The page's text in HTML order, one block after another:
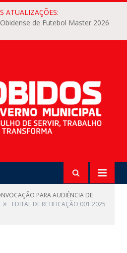
ATUALIZAÇÕES:
de Futebol Master 2026
PARA AUDIÊNCIA DE
»
EDITAL DE RETIFICAÇÃO 001 2025